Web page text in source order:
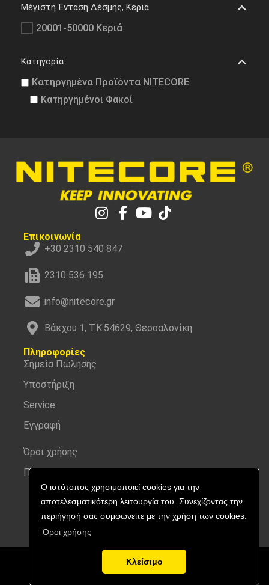
Ο ιστότοπος χρησιμοποιεί cookies για την
αποτελεσματικότερη λειτουργία του. Συνεχίζοντας την
περιήγησή σας συμφωνείτε με την χρήση των cookies.
Όροι χρήσης
Κλείσιμο
Μέγιστη Ένταση Δέσμης, Κεριά
20001-50000 Κεριά
Κατηγορία
Κατηργημένα Προϊόντα NITECORE
Κατηργημένοι Φακοί
Επικοινωνία
+30 2310 540 847
2310 536 195
info@nitecore.gr
Βάκχου 1, Τ.Κ.54629, Θεσσαλονίκη
Πληροφορίες
Σημεία Πώλησης
Υποστήριξη
Service
Εγγραφή
Όροι χρήσης
Προσωπικά δεδομένα
Copyright © 2026 Nitecore | All rights reserved.